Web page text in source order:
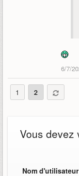
6/7/
1 2
Vous devez
Nom d'utilisateur